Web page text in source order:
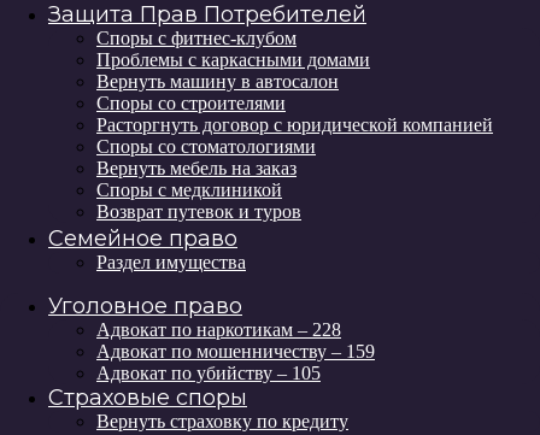
Защита Прав Потребителей
Споры с фитнес-клубом
Проблемы с каркасными домами
Вернуть машину в автосалон
Споры со строителями
Расторгнуть договор с юридической компанией
Споры со стоматологиями
Вернуть мебель на заказ
Споры с медклиникой
Возврат путевок и туров
Семейное право
Раздел имущества
Уголовное право
Адвокат по наркотикам – 228
Адвокат по мошенничеству – 159
Адвокат по убийству – 105
Страховые споры
Вернуть страховку по кредиту